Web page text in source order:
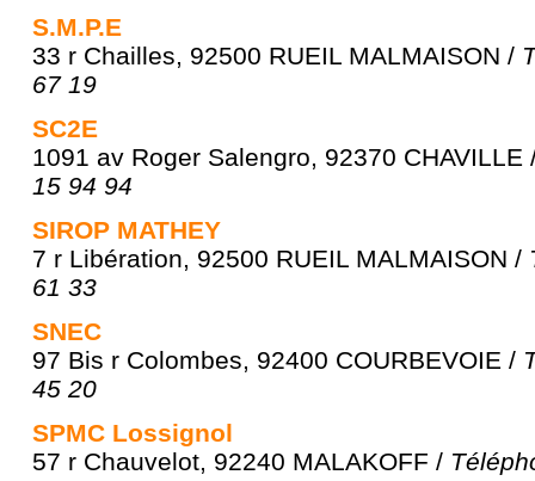
S.M.P.E
33 r Chailles, 92500 RUEIL MALMAISON /
67 19
SC2E
1091 av Roger Salengro, 92370 CHAVILLE
15 94 94
SIROP MATHEY
7 r Libération, 92500 RUEIL MALMAISON /
61 33
SNEC
97 Bis r Colombes, 92400 COURBEVOIE /
45 20
SPMC Lossignol
57 r Chauvelot, 92240 MALAKOFF /